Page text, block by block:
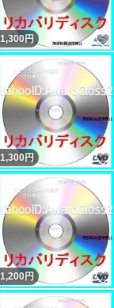
いね！
1,300円
いね！
1,300円
いね！
1,200円